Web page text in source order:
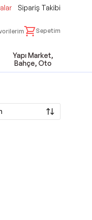
Sipariş Takibi
Sepetim
Yapı Market,
Bahçe, Oto